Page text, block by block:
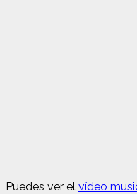
Puedes ver el vídeo